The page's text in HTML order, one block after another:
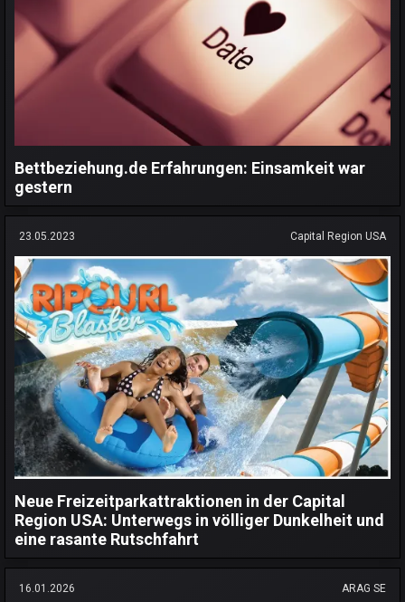
Bettbeziehung.de Erfahrungen: Einsamkeit war
gestern
23.05.2023 Capital Region USA
Neue Freizeitparkattraktionen in der Capital
Region USA: Unterwegs in völliger Dunkelheit und
eine rasante Rutschfahrt
16.01.2026 ARAG SE